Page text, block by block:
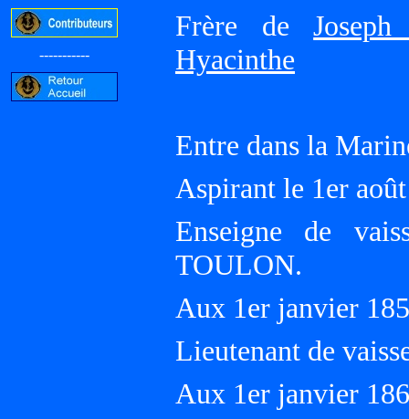
-----------
Frère de
Hyacinthe
Entre dans la
Aspirant le 1er
Enseigne de
TOULON.
Aux 1er janvier
Lieutenant de
Aux 1er janvier